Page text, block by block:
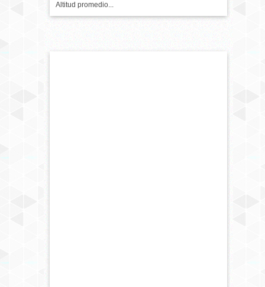
Altitud promedio...